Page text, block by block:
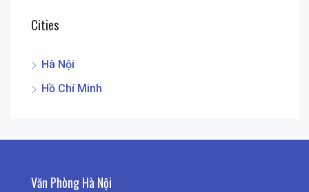
Cities
Hà Nội
Hồ Chí Minh
Văn Phòng Hà Nội